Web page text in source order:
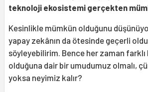
teknoloji ekosistemi gerçekten
Kesinlikle mümkün olduğunu
yapay zekânın da ötesinde geçerli
söyleyebilirim. Bence her zaman
olduğuna dair bir umudumuz olmalı,
yoksa neyimiz kalır?